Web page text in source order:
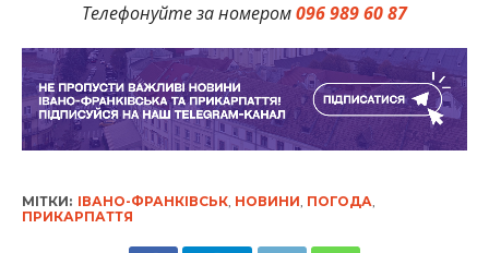
Телефонуйте за номером096 989 60 87
МІТКИ: ІВАНО-ФРАНКІВСЬК, НОВИНИ, ПОГОДА,
ПРИКАРПАТТЯ